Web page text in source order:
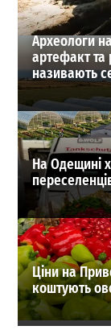
Археологи
артефакт та
називають
На Одещині
Ціни на
коштують